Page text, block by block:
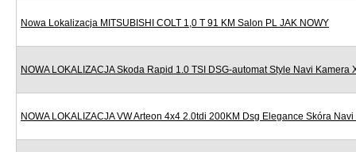
Nowa Lokalizacja MITSUBISHI COLT 1,0 T 91 KM Salon PL JAK NOWY
NOWA LOKALIZACJA Skoda Rapid 1.0 TSI DSG-automat Style Navi Kamera
NOWA LOKALIZACJA VW Arteon 4x4 2.0tdi 200KM Dsg Elegance Skóra